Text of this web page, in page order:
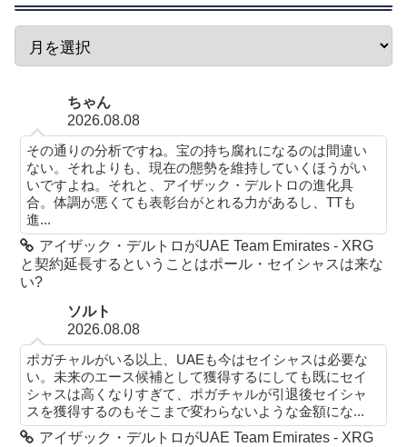
ちゃん
2026.08.08
その通りの分析ですね。宝の持ち腐れになるのは間違い
ない。それよりも、現在の態勢を維持していくほうがい
いですよね。それと、アイザック・デルトロの進化具
合。体調が悪くても表彰台がとれる力があるし、TTも
進...
アイザック・デルトロがUAE Team Emirates - XRG
と契約延長するということはポール・セイシャスは来な
い?
ソルト
2026.08.08
ポガチャルがいる以上、UAEも今はセイシャスは必要な
い。未来のエース候補として獲得するにしても既にセイ
シャスは高くなりすぎて、ポガチャルが引退後セイシャ
スを獲得するのもそこまで変わらないような金額にな...
アイザック・デルトロがUAE Team Emirates - XRG